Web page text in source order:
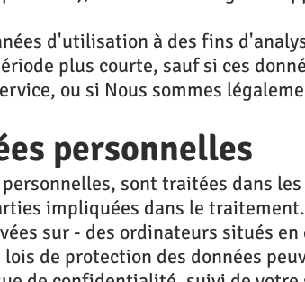
d'utilisation à des fins
plus courte, sauf si ces
ou si Nous sommes
personnelles
sont traitées dans
impliquées dans le
sur - des ordinateurs situés
de protection des données